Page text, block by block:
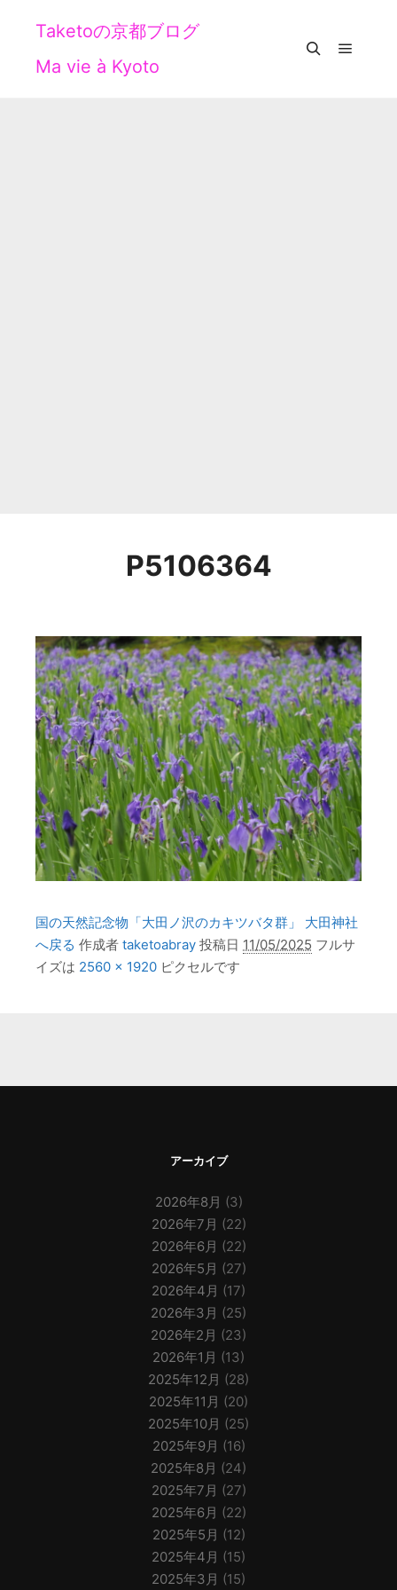
Taketoの京都ブログ
Ma vie à Kyoto
P5106364
国の天然記念物「大田ノ沢のカキツバタ群」 大田神社
へ戻る 作成者 taketoabray 投稿日 11/05/2025 フルサ
イズは 2560 × 1920 ピクセルです
アーカイブ
2026年8月 (3)
2026年7月 (22)
2026年6月 (22)
2026年5月 (27)
2026年4月 (17)
2026年3月 (25)
2026年2月 (23)
2026年1月 (13)
2025年12月 (28)
2025年11月 (20)
2025年10月 (25)
2025年9月 (16)
2025年8月 (24)
2025年7月 (27)
2025年6月 (22)
2025年5月 (12)
2025年4月 (15)
2025年3月 (15)